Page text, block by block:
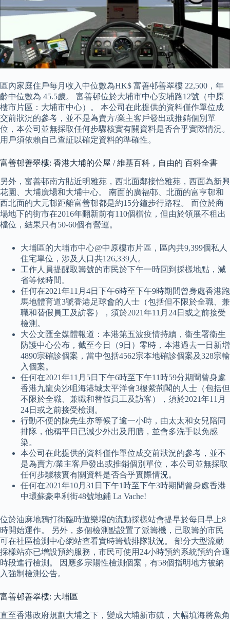
區內家庭住戶每月收入中位數為HK$ 富善邨善翠樓 22,500，年
齡中位數為 45.5歲。 富善邨位於大埔市中心安埔路12號（中原
樓市片區：大埔市中心）。 本公司在此提供的資料僅作單位成
交前狀況的參考，並不是為賣方/業主客戶發出或推銷個別單
位，本公司並無採取任何步驟核實有關資料是否合乎實際情況。
用戶須依賴自己查証以確定資料的準確性。
富善邨善翠樓: 香港大埔的公屋 / 維基百科，自由的 百科全書
另外，富善邨南方貼近明雅苑，西北面鄰接怡雅苑，西面為新興
花園、大埔廣場和大埔中心。 南面的廣福邨、北面的富亨邨和
西北面的大元邨距離富善邨都是約15分鐘步行路程。 而位於商
場地下的街市在2016年翻新前有110個檔位，但由於領展不租出
檔位，結果只有50-60個有營運。
大埔區的大埔市中心@中原樓市片區，區內共9,399個私人
住宅單位，涉及人口共126,339人。
工作人員提醒取籌號的市民於下午一時回到採樣地點，減
省等候時間。
任何在2021年11月4日下午6時至下午9時期間曾身處香港跑
馬地體育道3號香港足球會的人士（包括但不限於全職、兼
職和替假員工及訪客），須於2021年11月24日或之前接受
檢測。
大公文匯全媒體報道：本港第五波疫情持續，衞生署衞生
防護中心公布，截至今日（9日）零時，本港過去一日新增
4890宗確診個案，當中包括4562宗本地確診個案及328宗輸
入個案。
任何在2021年11月5日下午6時至下午11時59分期間曾身處
香港九龍尖沙咀海港城太平洋會3樓紫荊閣的人士（包括但
不限於全職、兼職和替假員工及訪客），須於2021年11月
24日或之前接受檢測。
行動不便的陳先生亦等候了逾一小時，由太太和女兒陪同
排隊，他稱平日已減少外出及用膳，並會多洗手以免感
染。
本公司在此提供的資料僅作單位成交前狀況的參考，並不
是為賣方/業主客戶發出或推銷個別單位，本公司並無採取
任何步驟核實有關資料是否合乎實際情況。
任何在2021年10月31日下午1時至下午3時期間曾身處香港
中環蘇豪卑利街48號地鋪 La Vache!
位於油麻地鴉打街臨時遊樂場的流動採樣站會提早於每日早上8
時開始運作。 另外，多個檢測點設置了派籌機，已取籌的市民
可在社區檢測中心網站查看實時籌號排隊狀況。 部分大型流動
採樣站亦已增設預約服務，市民可使用24小時預約系統預約合適
時段進行檢測。 因應多宗陽性檢測個案，有58個指明地方被納
入強制檢測公告。
富善邨善翠樓: 大埔區
直至香港政府規劃大埔之下，變成大埔新市鎮，大幅填海將魚角